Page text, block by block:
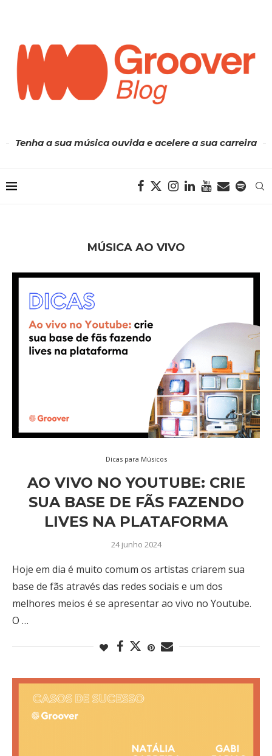
Tenha a sua música ouvida e acelere a sua carreira
MÚSICA AO VIVO
Dicas para Músicos
AO VIVO NO YOUTUBE: CRIE
SUA BASE DE FÃS FAZENDO
LIVES NA PLATAFORMA
24 junho 2024
Hoje em dia é muito comum os artistas criarem sua
base de fãs através das redes sociais e um dos
melhores meios é se apresentar ao vivo no Youtube.
O …